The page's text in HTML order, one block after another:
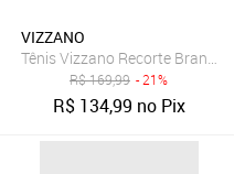
VIZZANO
Tênis Vizzano Recorte Branco
R$169,99 - 21%
R$ 134,99 no Pix